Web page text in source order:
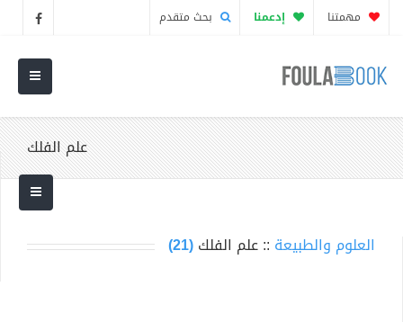
مهمتنا إدعمنا بحث متقدم
علم الفلك
العلوم والطبيعة :: علم الفلك(21)